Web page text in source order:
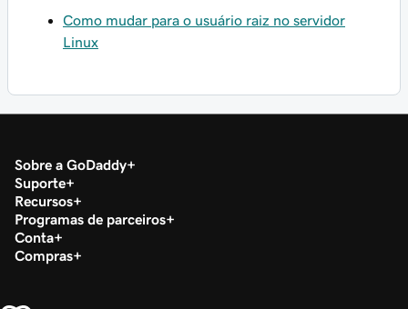
Como mudar para o usuário raiz no servidor
Linux
Sobre a GoDaddy
Suporte
Recursos
Programas de parceiros
Conta
Compras